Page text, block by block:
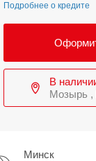
Подробнее о кредите
В
Минск